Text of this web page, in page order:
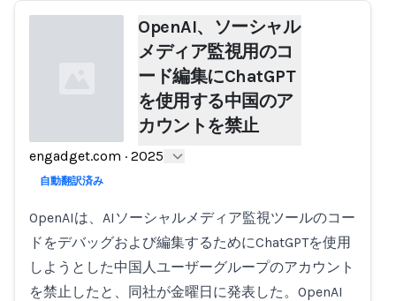
Loading...
OpenAI、ソーシャル
メディア監視用のコ
ード編集にChatGPT
を使用する中国のア
カウントを禁止
engadget.com · 2025
自動翻訳済み
OpenAIは、AIソーシャルメディア監視ツールのコー
ドをデバッグおよび編集するためにChatGPTを使用
しようとした中国人ユーザーグループのアカウント
を禁止したと、同社が金曜日に発表した。OpenAI